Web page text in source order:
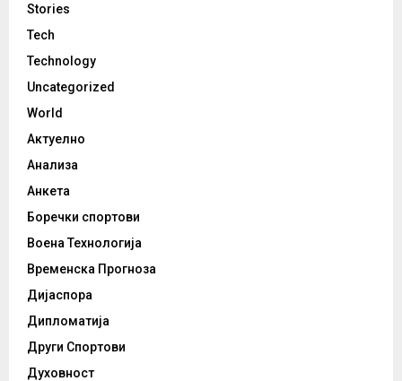
Stories
Tech
Technology
Uncategorized
World
Актуелно
Анализа
Анкета
Боречки спортови
Воена Технологија
Временска Прогноза
Дијаспора
Дипломатија
Други Спортови
Духовност